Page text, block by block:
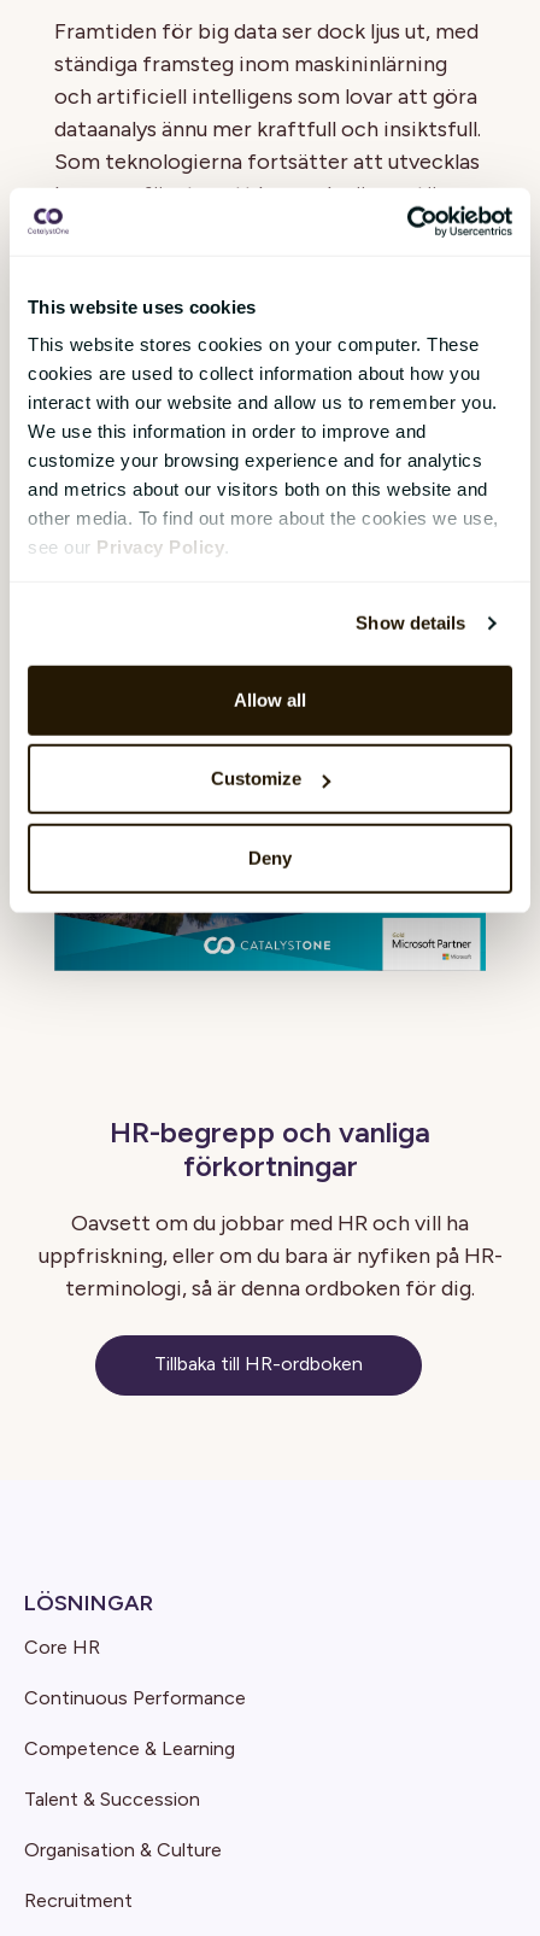
This website uses cookies
This website stores cookies on your computer. These
cookies are used to collect information about how you
interact with our website and allow us to remember you.
We use this information in order to improve and
customize your browsing experience and for analytics
and metrics about our visitors both on this website and
other media. To find out more about the cookies we use,
see our Privacy Policy.
Show details
Allow all
Customize
Deny
Framtiden för big data ser dock ljus ut, med
ständiga framsteg inom maskininlärning
och artificiell intelligens som lovar att göra
dataanalys ännu mer kraftfull och insiktsfull.
Som teknologierna fortsätter att utvecklas
kommer företag att kunna dra ännu större
nytta av big data för att fatta bättre och
Sammanfattningsvis är big data en kraftfull
resurs som, när den hanteras och analyseras
korrekt, kan ge ovärderliga insikter och
konkurrensfördelar för företag och
organisationer inom alla branscher.
Relaterade sidor:
Vad betyder blockchain?
Vad är molntjänster?
HR-begrepp och vanliga
förkortningar
Oavsett om du jobbar med HR och vill ha
uppfriskning, eller om du bara är nyfiken på HR-
terminologi, så är denna ordboken för dig.
Tillbaka till HR-ordboken
LÖSNINGAR
Core HR
Continuous Performance
Competence & Learning
Talent & Succession
Organisation & Culture
Recruitment